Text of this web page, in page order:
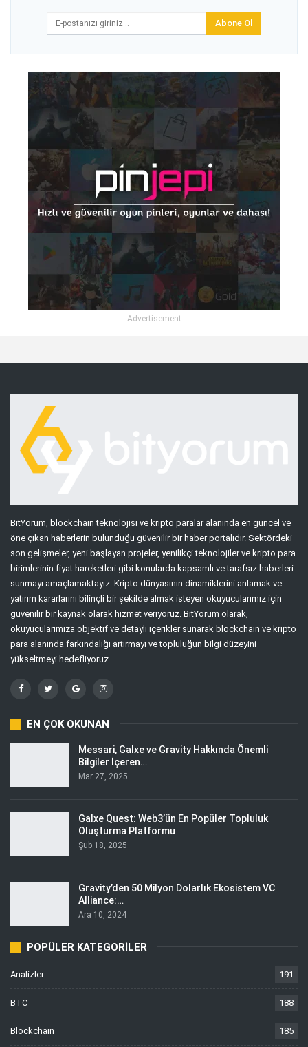
Abone Ol
- Advertisement -
BitYorum, blockchain teknolojisi ve kripto paralar alanında en güncel ve
öne çıkan haberlerin bulunduğu güvenilir bir haber portalıdır. Sektördeki
son gelişmeler, yeni başlayan projeler, yenilikçi teknolojiler ve kripto para
birimlerinin fiyat hareketleri gibi konularda kapsamlı ve tarafsız haberleri
sunmayı amaçlamaktayız. Kripto dünyasının dinamiklerini anlamak ve
yatırım kararlarını bilinçli bir şekilde almak isteyen okuyucularımız için
güvenilir bir kaynak olarak hizmet veriyoruz. BitYorum olarak,
okuyucularımıza objektif ve detaylı içerikler sunarak blockchain ve kripto
para alanında farkındalığı artırmayı ve topluluğun bilgi düzeyini
yükseltmeyi hedefliyoruz.
EN ÇOK OKUNAN
Messari, Galxe ve Gravity Hakkında Önemli
Bilgiler İçeren…
Mar 27, 2025
Galxe Quest: Web3’ün En Popüler Topluluk
Oluşturma Platformu
Şub 18, 2025
Gravity’den 50 Milyon Dolarlık Ekosistem VC
Alliance:…
Ara 10, 2024
POPÜLER KATEGORILER
Analizler 191
BTC 188
Blockchain 185